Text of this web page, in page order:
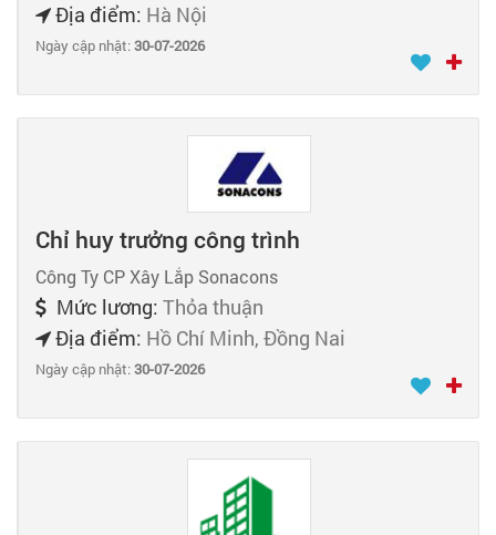
Địa điểm: Hà Nội
Ngày cập nhật:30-07-2026
Chỉ huy trưởng công trình
Công Ty CP Xây Lắp Sonacons
Mức lương: Thỏa thuận
Địa điểm: Hồ Chí Minh, Đồng Nai
Ngày cập nhật:30-07-2026